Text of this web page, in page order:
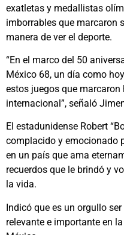
exatletas y medallistas
imborrables que marcaron
manera de ver el deporte.
“En el marco del 50
México 68, un día como
estos juegos que
internacional”, señaló
El estadunidense Robert
complacido y emocionado
en un país que ama
recuerdos que le brindó y
la vida.
Indicó que es un orgullo
relevante e importante en